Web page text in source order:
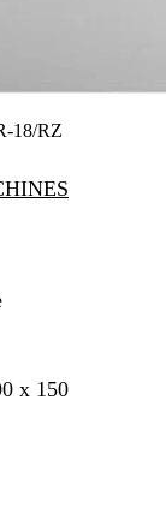
18/RZ
x 150